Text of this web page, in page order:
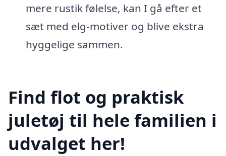
mere rustik følelse, kan I gå efter et
sæt med elg-motiver og blive ekstra
hyggelige sammen.
Find flot og praktisk
juletøj til hele familien i
udvalget her!